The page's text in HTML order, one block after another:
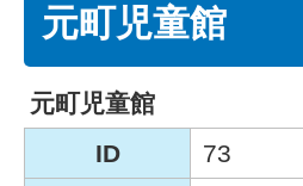
元町児童館
元町児童館
ID
73